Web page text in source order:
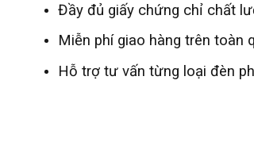
Đầy đủ giấy chứng chỉ chất
Miễn phí giao hàng trên toàn
Hỗ trợ tư vấn từng loại đèn